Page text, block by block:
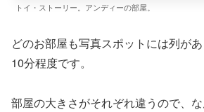
トイ・ストーリー。アンディーの部屋。
どのお部屋も写真スポットには列が
10分程度です。
部屋の大きさがそれぞれ違うので、